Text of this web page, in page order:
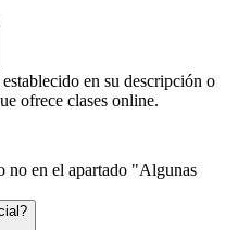
en su descripción o
ofrece clases online.
no en el apartado "Algunas